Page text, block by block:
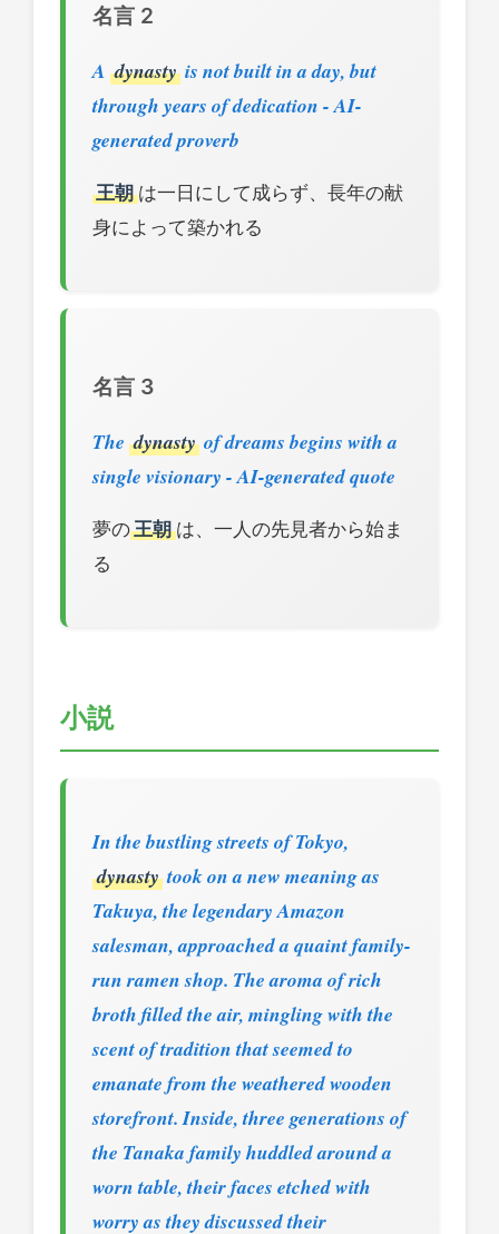
名言 2
A dynasty is not built in a day, but
through years of dedication - AI-
generated proverb
王朝は一日にして成らず、長年の献
身によって築かれる
名言 3
The dynasty of dreams begins with a
single visionary - AI-generated quote
夢の王朝は、一人の先見者から始ま
る
小説
In the bustling streets of Tokyo,
dynasty took on a new meaning as
Takuya, the legendary Amazon
salesman, approached a quaint family-
run ramen shop. The aroma of rich
broth filled the air, mingling with the
scent of tradition that seemed to
emanate from the weathered wooden
storefront. Inside, three generations of
the Tanaka family huddled around a
worn table, their faces etched with
worry as they discussed their